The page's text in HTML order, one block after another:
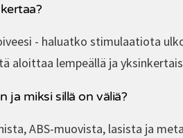
- haluatko stimulaatiota
aloittaa lempeällä ja
ja miksi sillä on väliä?
ABS-muovista, lasista ja